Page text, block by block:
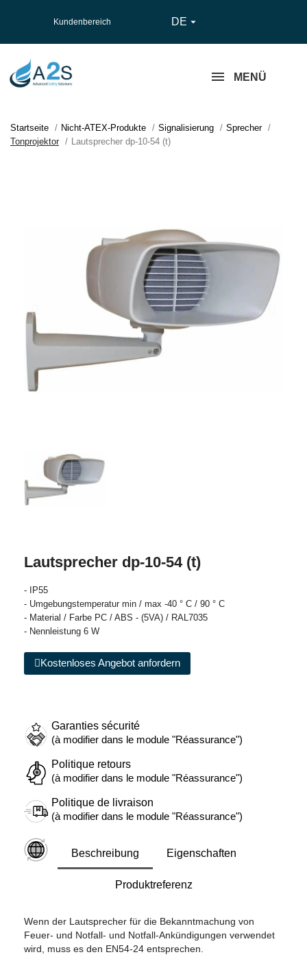
Kundenbereich DE 
MENÜ
Startseite Nicht-ATEX-Produkte Signalisierung
Sprecher
Tonprojektor
Lautsprecher dp-10-54 (t)
Lautsprecher dp-10-54 (t)
- IP55
- Umgebungstemperatur min / max -40 ° C / 90 ° C
- Material / Farbe PC / ABS - (5VA) / RAL7035
- Nennleistung 6 W
Kostenloses Angebot anfordern
Garanties sécurité
(à modifier dans le module "Réassurance")
Politique retours
(à modifier dans le module "Réassurance")
Politique de livraison
(à modifier dans le module "Réassurance")
Beschreibung Eigenschaften
Produktreferenz
Wenn der Lautsprecher für die Bekanntmachung von
Feuer- und Notfall- und Notfall-Ankündigungen verwendet
wird, muss es den EN54-24 entsprechen.